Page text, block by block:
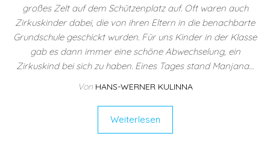
großes Zelt auf dem Schützenplatz auf. Oft waren auch
Zirkuskinder dabei, die von ihren Eltern in die benachbarte
Grundschule geschickt wurden. Für uns Kinder in der Klasse
gab es dann immer eine schöne Abwechselung, ein
Zirkuskind bei sich zu haben. Eines Tages stand Manjana…
Von HANS-WERNER KULINNA
Weiterlesen